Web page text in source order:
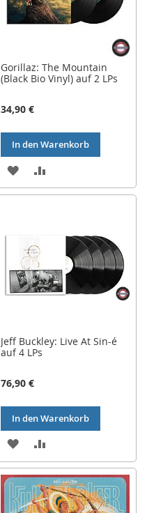
Gorillaz: The Mountain
(Black Bio Vinyl) auf 2 LPs
34,90 €
In den Warenkorb
ZUR
WUNSCHLISTE
VERGLEICHSLISTE
Jeff Buckley: Live At Sin-é
auf 4 LPs
76,90 €
In den Warenkorb
ZUR
WUNSCHLISTE
HINZUFÜGEN
VERGLEICHSLISTE
HINZUFÜGEN